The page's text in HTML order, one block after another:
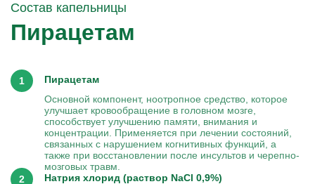
Состав капельницы
Пирацетам
Пирацетам
Основной компонент, ноотропное средство, которое
улучшает кровообращение в головном мозге,
способствует улучшению памяти, внимания и
концентрации. Применяется при лечении состояний,
связанных с нарушением когнитивных функций, а
также при восстановлении после инсультов и черепно-
мозговых травм.
Натрия хлорид (раствор NaCl 0,9%)